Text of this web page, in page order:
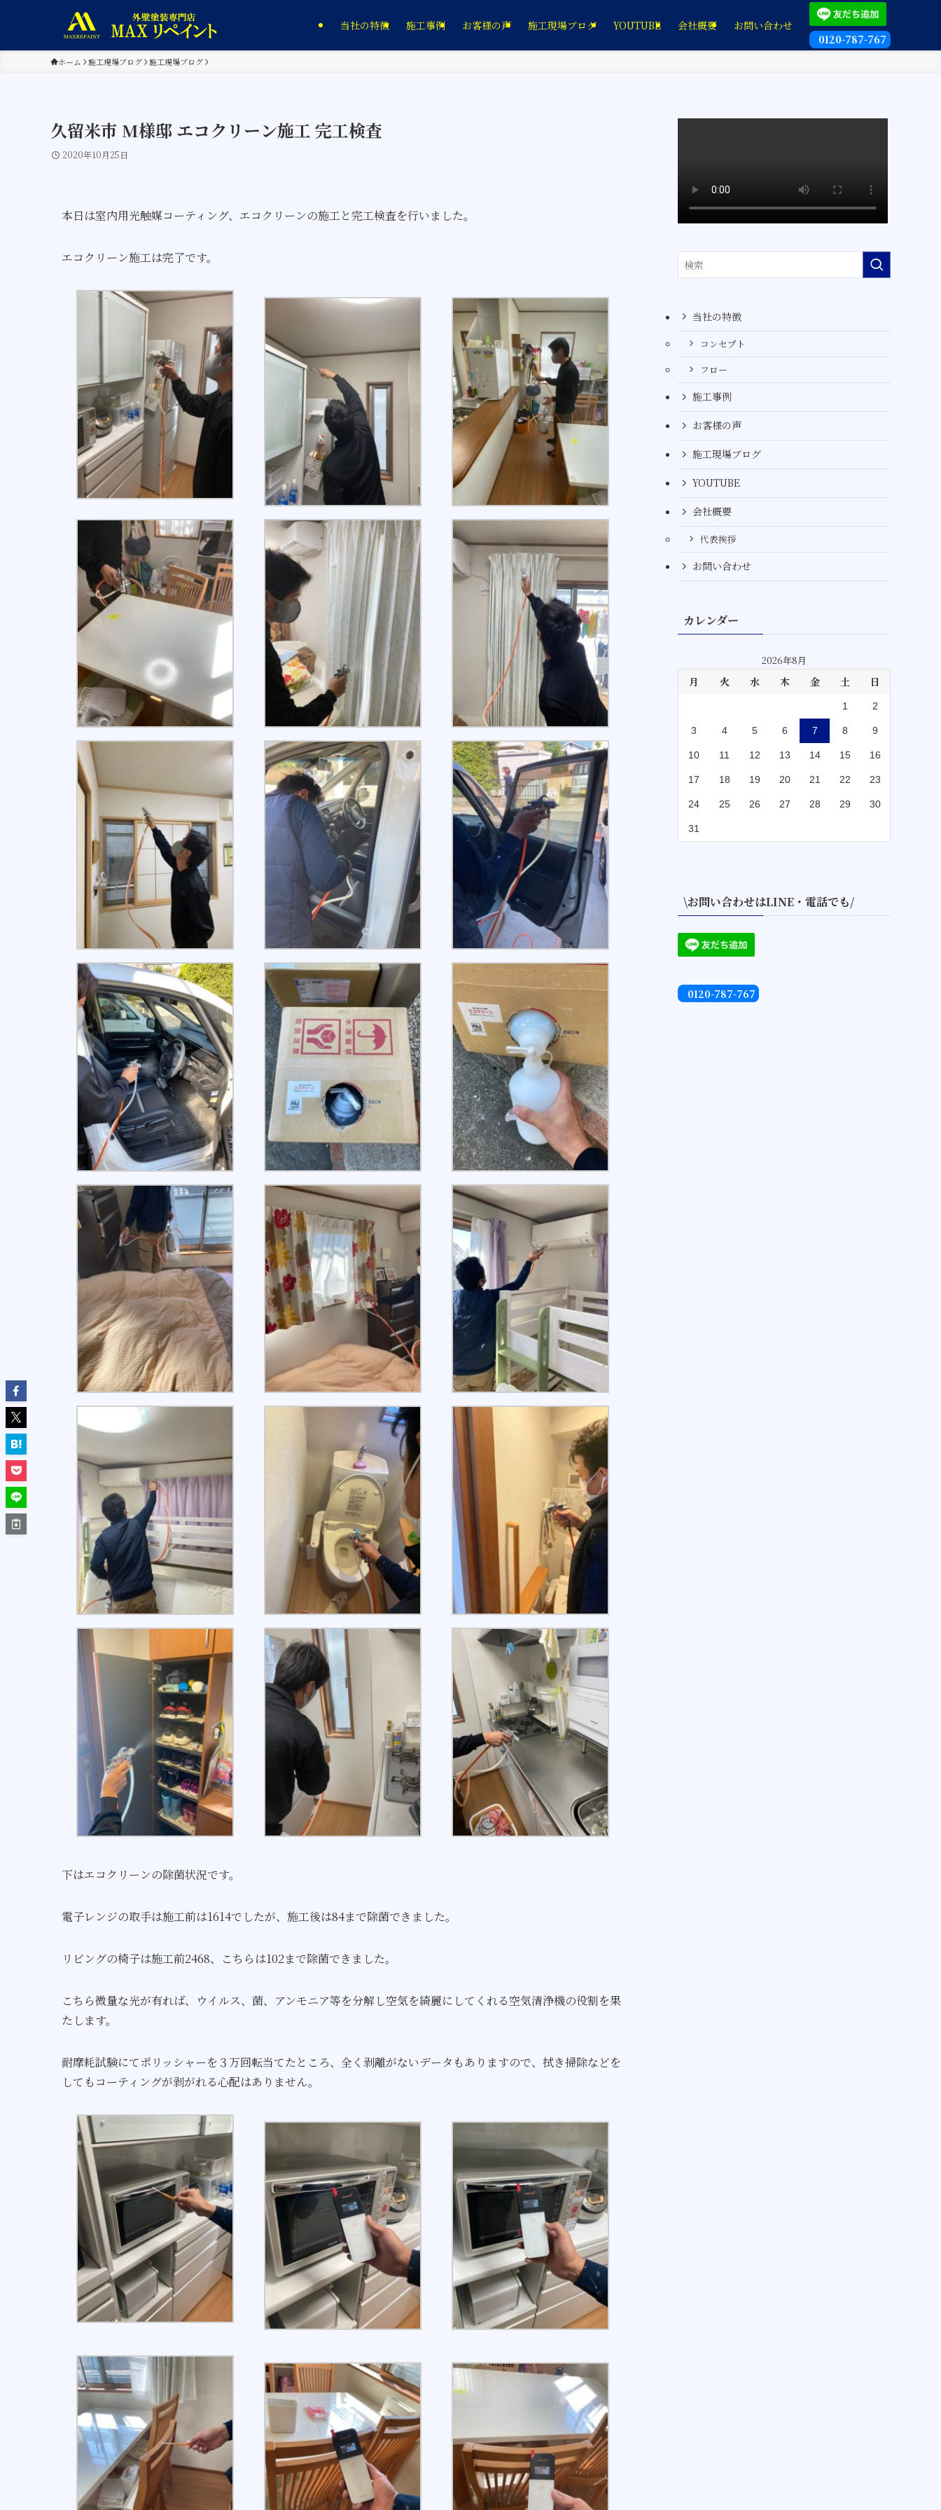
当社の特徴 施工事例 お客様の声 施工現場ブログ YOUTUBE 会社概要
お問い合わせ
0120-787-767
ホーム 施工現場ブログ 施工現場ブログ
久留米市 M様邸 エコクリーン施工 完工検査
2020年10月25日
本日は室内用光触媒コーティング、エコクリーンの施工と完工検査を行いました。
エコクリーン施工は完了です。
下はエコクリーンの除菌状況です。
電子レンジの取手は施工前は1614でしたが、施工後は84まで除菌できました。
リビングの椅子は施工前2468、こちらは102まで除菌できました。
こちら微量な光が有れば、ウイルス、菌、アンモニア等を分解し空気を綺麗にしてくれる空気清浄機の役割を果
たします。
耐摩耗試験にてポリッシャーを３万回転当てたところ、全く剥離がないデータもありますので、拭き掃除などを
してもコーティングが剥がれる心配はありません。
当社の特徴
コンセプト
フロー
施工事例
お客様の声
施工現場ブログ
YOUTUBE
会社概要
代表挨拶
お問い合わせ
カレンダー
2026年8月
月 火 水 木 金 土 日
1 2
3 4 5 6 7 8 9
10 11 12 13 14 15 16
17 18 19 20 21 22 23
24 25 26 27 28 29 30
31
\お問い合わせはLINE・電話でも/
0120-787-767